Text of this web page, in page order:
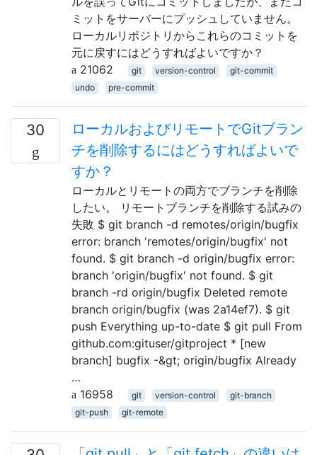
ミットをサーバーにプッシュしていません。
ローカルリポジトリからこれらのコミットを
元に戻すにはどうすればよいですか？
21062
git version-control
git-commit
undo
pre-commit
30
ローカルおよびリモートでGitブラン
チを削除するにはどうすればよいで
すか？
ローカルとリモートの両方でブランチを削除
したい。 リモートブランチを削除する試みの
失敗 $ git branch -d remotes/origin/bugfix
error: branch 'remotes/origin/bugfix' not
found. $ git branch -d origin/bugfix error:
branch 'origin/bugfix' not found. $ git
branch -rd origin/bugfix Deleted remote
branch origin/bugfix (was 2a14ef7). $ git
push Everything up-to-date $ git pull From
github.com:gituser/gitproject * [new
branch] bugfix -&gt; origin/bugfix Already
…
16958
git version-control
git-branch
git-push
git-remote